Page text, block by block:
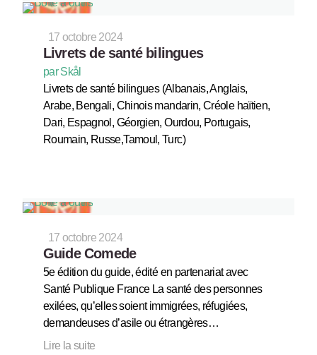
17 octobre 2024
Livrets de santé bilingues
par Skål
Livrets de santé bilingues (Albanais, Anglais,
Arabe, Bengali, Chinois mandarin, Créole haïtien,
Dari, Espagnol, Géorgien, Ourdou, Portugais,
Roumain, Russe,Tamoul, Turc)
17 octobre 2024
Guide Comede
5e édition du guide, édité en partenariat avec
Santé Publique France La santé des personnes
exilées, qu’elles soient immigrées, réfugiées,
demandeuses d’asile ou étrangères…
Lire la suite